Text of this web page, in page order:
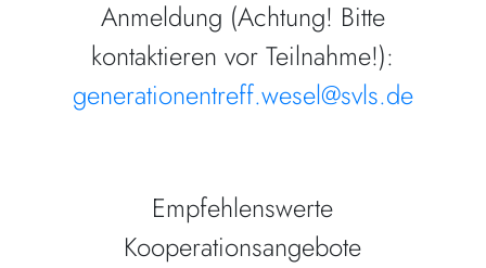
Anmeldung (Achtung! Bitte
kontaktieren vor Teilnahme!):
generationentreff.wesel@svls.de
Empfehlenswerte
Kooperationsangebote